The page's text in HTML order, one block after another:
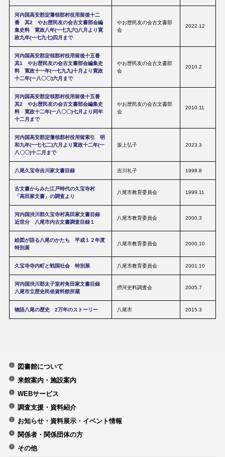
河内国高安郡淀藩領郡村役用留後十二
番 其2 やお歴民友の会古文書部会編
集史料 寛政八年(一七九六)八月より寛
政九年(一七九七)四月まで
やお歴民友の会古文書部
会
2022.12
河内国高安郡淀領郡村役用留後十五番
其1 やお歴民友の会古文書部会編集史
料 寛政十一年(一七九九)十月より寛政
十二年(一八〇〇)六月まで
やお歴民友の会古文書部
会
2010.2
河内国高安郡淀領郡村役用留後十五番
其2 やお歴民友の会古文書部会編集史
料 寛政十二年(一八〇〇)七月より同年
十二月まで
やお歴民友の会古文書部
会
2010.11
河内国高安郡淀藩領郡村役用留索引 明
和九年(一七七二)六月より寛政十二年(一
八〇〇)十二月まで
坂上弘子 2023.3
八尾久宝寺吉川家文書目録 吉川礼子 1998.8
古文書からみた江戸時代の久宝寺村
「高田家文書」の調査より
八尾市教育委員会 1999.11
河内国渋川郡久宝寺村高田家文書目録
近世分 八尾市内古文書調査目録１
八尾市教育委員会 2000.3
絵図が語る八尾のかたち 平成１２年度
特別展
八尾市教育委員会 2000.10
久宝寺寺内町と戦国社会 特別展 八尾市教育委員会 2001.10
河内国渋川郡太子堂村角田家文書目録
八尾市立歴史民俗資料館所蔵
摂河史料調査会 2005.7
物語八尾の歴史 2万年のストーリー 八尾市 2015.3
図書館について
来館案内・施設案内
WEBサービス
調査支援・資料紹介
お知らせ・資料展示・イベント情報
関係者・関係団体の方
その他